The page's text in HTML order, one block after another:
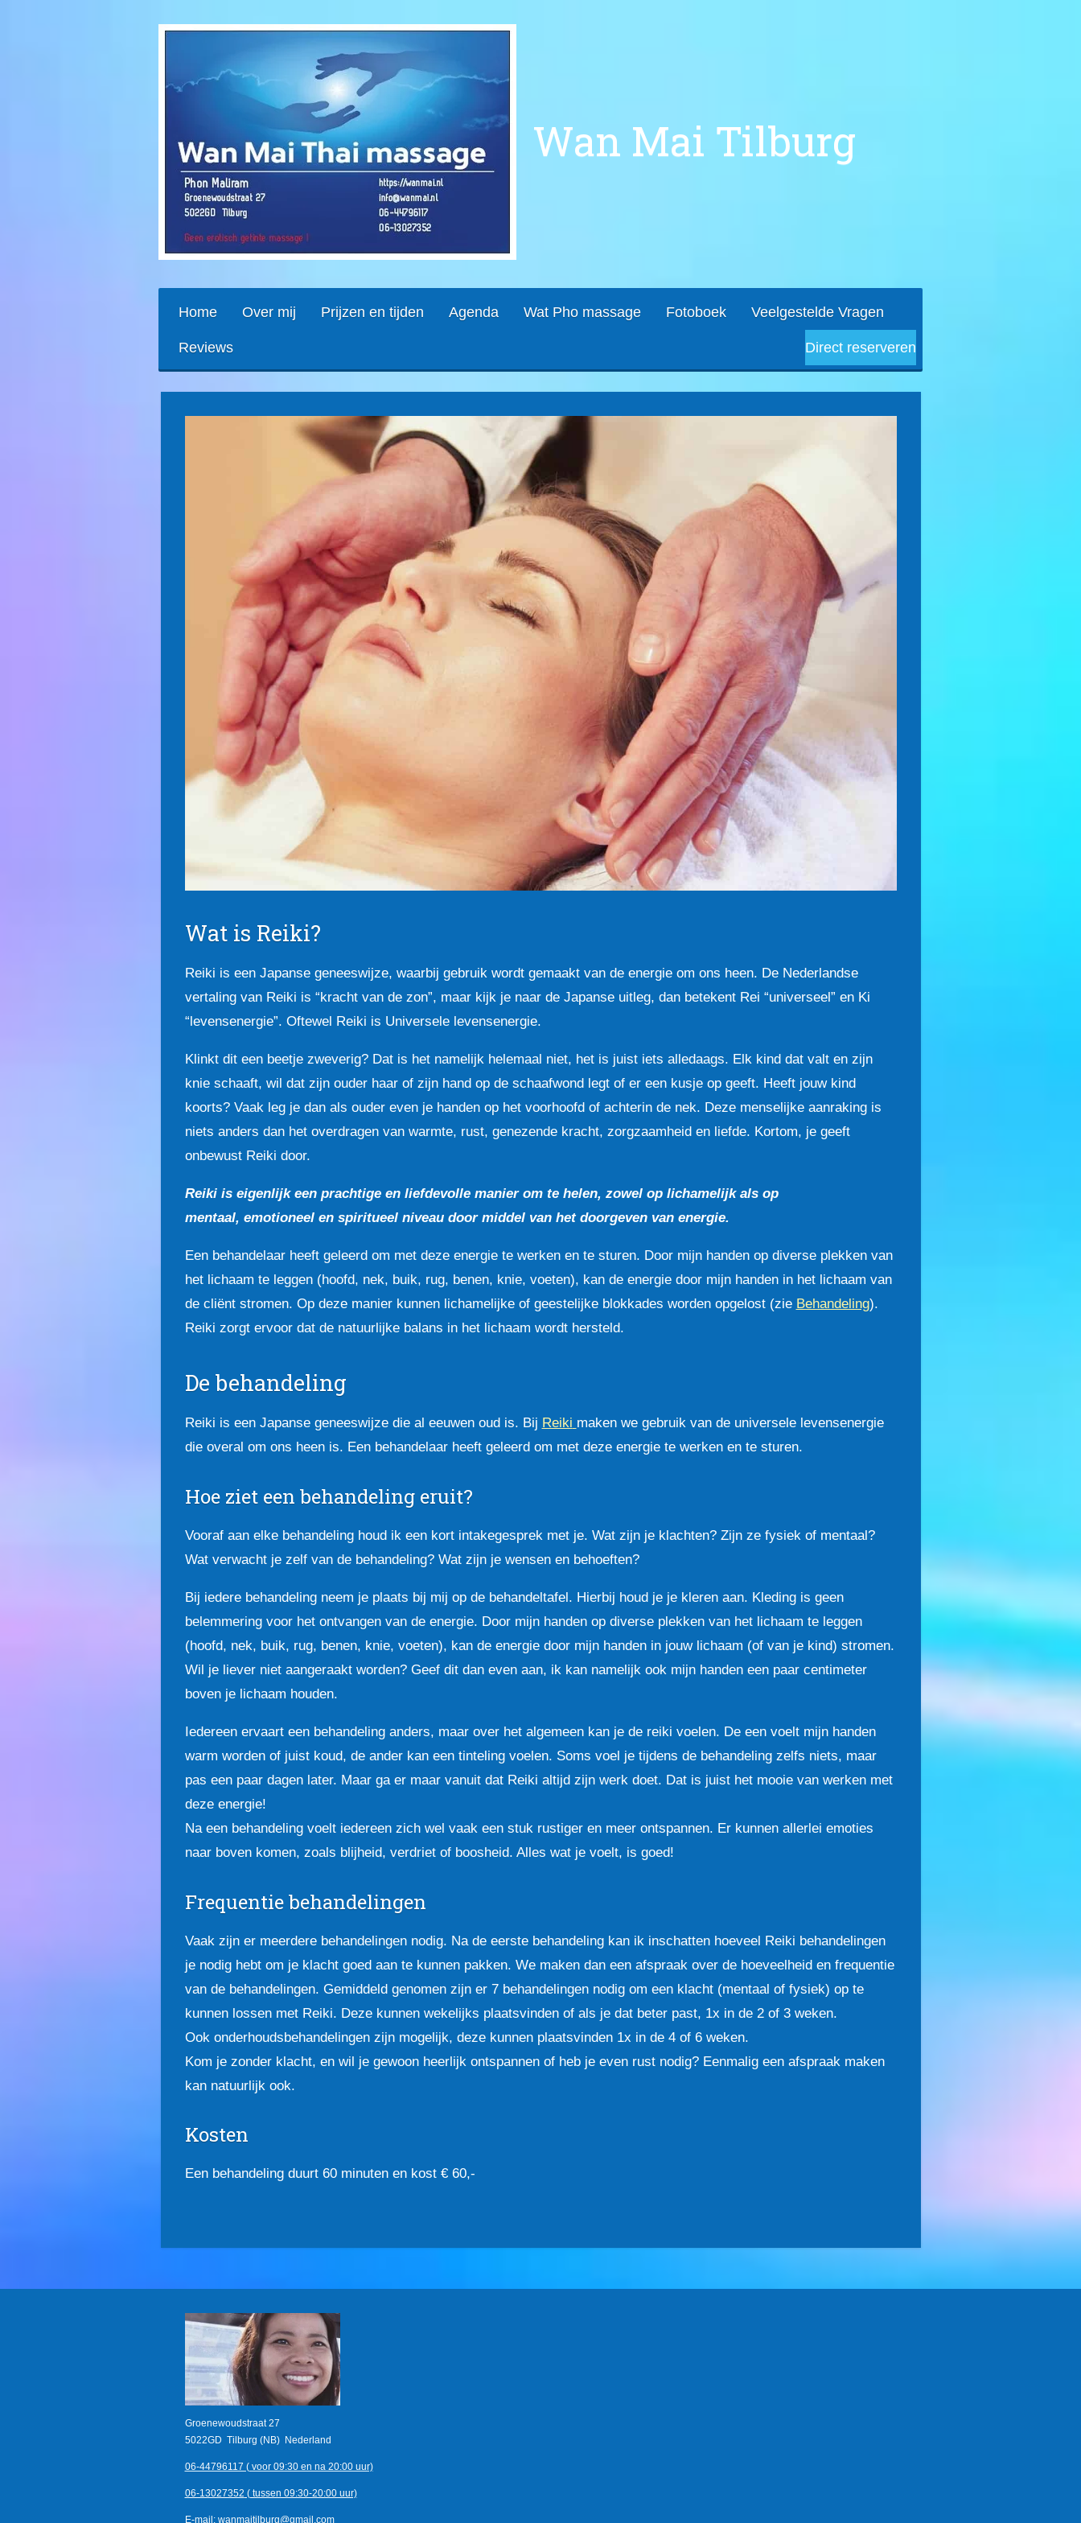
Wan Mai Tilburg
Home Over mij Prijzen en tijden Agenda Wat Pho massage Fotoboek Veelgestelde Vragen
Reviews Direct reserveren
Wat is Reiki?
Reiki is een Japanse geneeswijze, waarbij gebruik wordt gemaakt van de energie om ons heen. De Nederlandse
vertaling van Reiki is “kracht van de zon”, maar kijk je naar de Japanse uitleg, dan betekent Rei “universeel” en Ki
“levensenergie”. Oftewel Reiki is Universele levensenergie.
Klinkt dit een beetje zweverig? Dat is het namelijk helemaal niet, het is juist iets alledaags. Elk kind dat valt en zijn
knie schaaft, wil dat zijn ouder haar of zijn hand op de schaafwond legt of er een kusje op geeft. Heeft jouw kind
koorts? Vaak leg je dan als ouder even je handen op het voorhoofd of achterin de nek. Deze menselijke aanraking is
niets anders dan het overdragen van warmte, rust, genezende kracht, zorgzaamheid en liefde. Kortom, je geeft
onbewust Reiki door.
Reiki is eigenlijk een prachtige en liefdevolle manier om te helen, zowel op lichamelijk als op
mentaal, emotioneel en spiritueel niveau door middel van het doorgeven van energie.
Een behandelaar heeft geleerd om met deze energie te werken en te sturen. Door mijn handen op diverse plekken van
het lichaam te leggen (hoofd, nek, buik, rug, benen, knie, voeten), kan de energie door mijn handen in het lichaam van
de cliënt stromen. Op deze manier kunnen lichamelijke of geestelijke blokkades worden opgelost (zie Behandeling).
Reiki zorgt ervoor dat de natuurlijke balans in het lichaam wordt hersteld.
De behandeling
Reiki is een Japanse geneeswijze die al eeuwen oud is. Bij Reiki maken we gebruik van de universele levensenergie
die overal om ons heen is. Een behandelaar heeft geleerd om met deze energie te werken en te sturen.
Hoe ziet een behandeling eruit?
Vooraf aan elke behandeling houd ik een kort intakegesprek met je. Wat zijn je klachten? Zijn ze fysiek of mentaal?
Wat verwacht je zelf van de behandeling? Wat zijn je wensen en behoeften?
Bij iedere behandeling neem je plaats bij mij op de behandeltafel. Hierbij houd je je kleren aan. Kleding is geen
belemmering voor het ontvangen van de energie. Door mijn handen op diverse plekken van het lichaam te leggen
(hoofd, nek, buik, rug, benen, knie, voeten), kan de energie door mijn handen in jouw lichaam (of van je kind) stromen.
Wil je liever niet aangeraakt worden? Geef dit dan even aan, ik kan namelijk ook mijn handen een paar centimeter
boven je lichaam houden.
Iedereen ervaart een behandeling anders, maar over het algemeen kan je de reiki voelen. De een voelt mijn handen
warm worden of juist koud, de ander kan een tinteling voelen. Soms voel je tijdens de behandeling zelfs niets, maar
pas een paar dagen later. Maar ga er maar vanuit dat Reiki altijd zijn werk doet. Dat is juist het mooie van werken met
deze energie!
Na een behandeling voelt iedereen zich wel vaak een stuk rustiger en meer ontspannen. Er kunnen allerlei emoties
naar boven komen, zoals blijheid, verdriet of boosheid. Alles wat je voelt, is goed!
Frequentie behandelingen
Vaak zijn er meerdere behandelingen nodig. Na de eerste behandeling kan ik inschatten hoeveel Reiki behandelingen
je nodig hebt om je klacht goed aan te kunnen pakken. We maken dan een afspraak over de hoeveelheid en frequentie
van de behandelingen. Gemiddeld genomen zijn er 7 behandelingen nodig om een klacht (mentaal of fysiek) op te
kunnen lossen met Reiki. Deze kunnen wekelijks plaatsvinden of als je dat beter past, 1x in de 2 of 3 weken.
Ook onderhoudsbehandelingen zijn mogelijk, deze kunnen plaatsvinden 1x in de 4 of 6 weken.
Kom je zonder klacht, en wil je gewoon heerlijk ontspannen of heb je even rust nodig? Eenmalig een afspraak maken
kan natuurlijk ook.
Kosten
Een behandeling duurt 60 minuten en kost € 60,-
Groenewoudstraat 27
5022GD Tilburg (NB) Nederland
06-44796117 ( voor 09:30 en na 20:00 uur)
06-13027352 ( tussen 09:30-20:00 uur)
E-mail: wanmaitilburg@gmail.com